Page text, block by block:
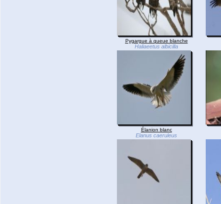
Pygargue à queue blanche
Haliaeetus albicilla
Élanion blanc
Elanus caeruleus